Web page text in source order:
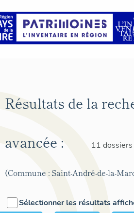
Résultats de la
avancée :
11 dossiers
(Commune : Saint-André-de-la-
Sélectionner les résultats